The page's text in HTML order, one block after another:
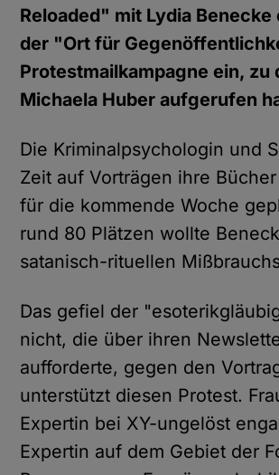
Reloaded" mit Lydia
der "Ort für
Protestmailkampagne ein,
Michaela Huber aufgerufen
Die Kriminalpsychologin und
Zeit auf Vorträgen ihre
für die kommende Woche
rund 80 Plätzen wollte
satanisch-rituellen
Das gefiel der
nicht, die über ihren
aufforderte, gegen den
unterstützt diesen Protest.
Expertin bei XY-ungelöst
Expertin auf dem Gebiet der